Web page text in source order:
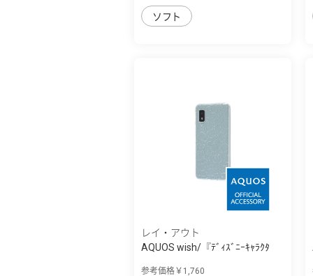
ソフト
レイ・アウト
AQUOS wish/『ﾃﾞｨｽﾞﾆｰｷｬﾗｸﾀ
参考価格￥1,760